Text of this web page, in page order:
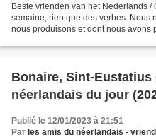
Beste vrienden van het Nederlands
semaine, rien que des verbes. Nous
nous produisons et dont nous avons
Bonaire, Sint-
néerlandais du jour
Publié le 12/01/2023 à 21:51
Par les amis du néerlandais -